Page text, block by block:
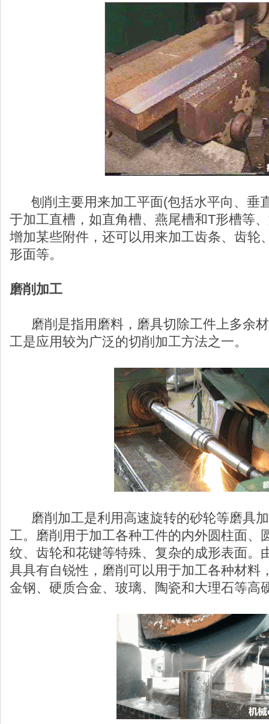
刨削主要用来加工平面(包括水平向、垂
于加工直槽，如直角槽、燕尾槽和T形槽等
增加某些附件，还可以用来加工齿条、齿轮
形面等。
磨削加工
磨削是指用磨料，磨具切除工件上多余
工是应用较为广泛的切削加工方法之一。
磨削加工是利用高速旋转的砂轮等磨具
工。磨削用于加工各种工件的内外圆柱面、
纹、齿轮和花键等特殊、复杂的成形表面。
具具有自锐性，磨削可以用于加工各种材料
金钢、硬质合金、玻璃、陶瓷和大理石等高